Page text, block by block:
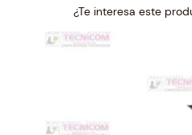
was:
¿Te interesa este